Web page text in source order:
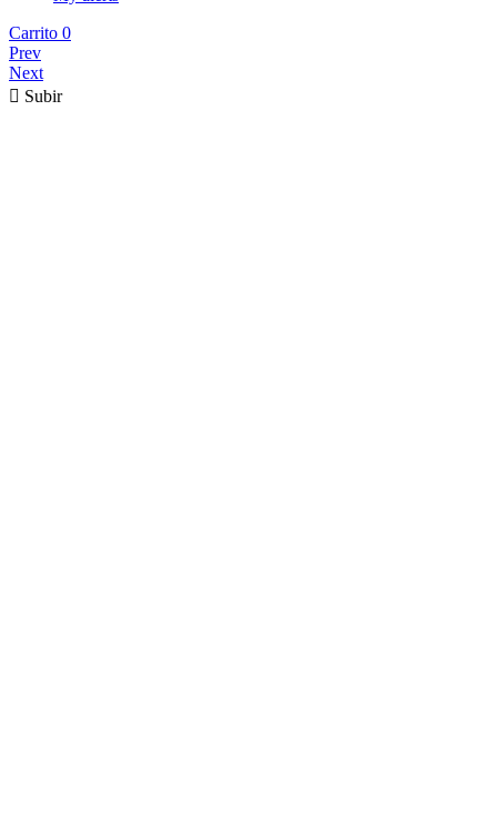
Carrito 0
Prev
Next
 Subir